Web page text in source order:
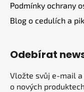
Podmínky ochrany
Blog o cedulích a
Odebírat
Vložte svůj e-mail
o nových